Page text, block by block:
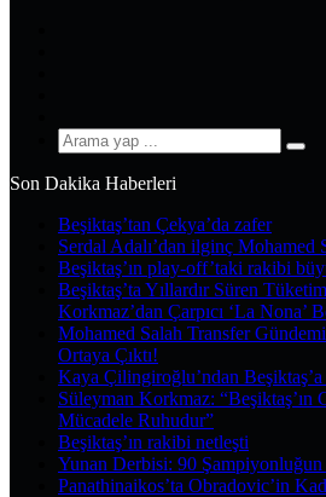
Son Dakika Haberleri
Beşiktaş’tan Çekya’da zafer
Serdal Adalı’dan ilginç Mohamed
Beşiktaş’ın play-off’taki rakibi
Beşiktaş’ta Yıllardır Süren
Korkmaz’dan Çarpıcı ‘La Nona’
Mohamed Salah Transfer
Ortaya Çıktı!
Kaya Çilingiroğlu’ndan
Süleyman Korkmaz: “Beşiktaş’ın
Mücadele Ruhudur”
Beşiktaş’ın rakibi netleşti
Yunan Derbisi: 90
Panathinaikos’ta Obradovic’in